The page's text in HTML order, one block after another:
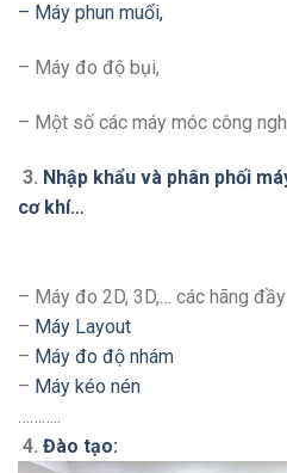
– Máy phun muối,
– Máy đo độ bụi,
– Một số các máy móc công
3. Nhập khẩu và phân phối
cơ khí…
– Máy đo 2D, 3D,… các hãng
– Máy Layout
– Máy đo độ nhám
– Máy kéo nén
4. Đào tạo: